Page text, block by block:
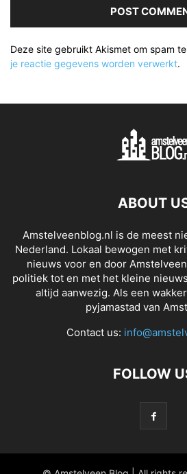
Deze site gebruikt Akismet om spam
je reactie gegevens worden verwerkt.
ABOUT
Amstelveenblog.nl is de meest
Nederland. Lokaal bewogen met
nieuws voor en door
politiek tot en met het kleine
altijd aanwezig. Als een
pyjamastad van
Contact us:
FOLLOW